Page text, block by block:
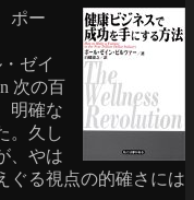
ポー
ゼイ
次の百
明確な
。久し
、やは
ぐる視点の的確さには